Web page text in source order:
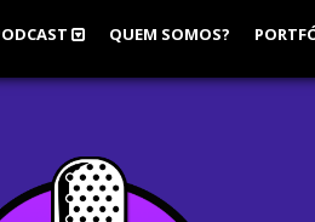
QUEM SOMOS?